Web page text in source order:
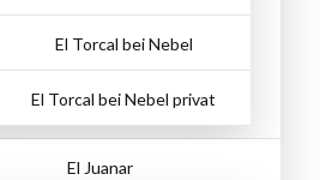
El Torcal bei Nebel
El Torcal bei Nebel privat
El Juanar